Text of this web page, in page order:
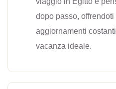
dopo passo,
aggiornamenti
vacanza ideale.